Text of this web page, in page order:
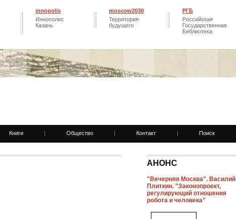
innopolis
Иннополис
Казань
moscow2030
Территория
будущего
РГБ
Российская
Государственная
Библиотека
Книги | Общество | Контакт | Поиск
АНОНС
"Вечерняя Москва". Василий
Плиткин. "Законопроект,
регулирующий отношения
робота и человека"